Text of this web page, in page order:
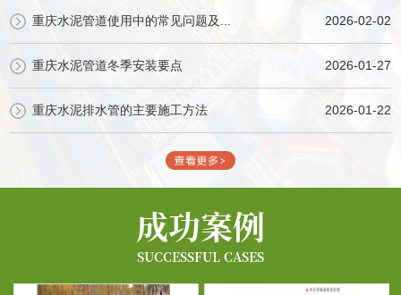
重庆水泥管道使用中的常见问题及... 2026-02-02
重庆水泥管道冬季安装要点 2026-01-27
重庆水泥排水管的主要施工方法 2026-01-22
成功案例
SUCCESSFUL CASES